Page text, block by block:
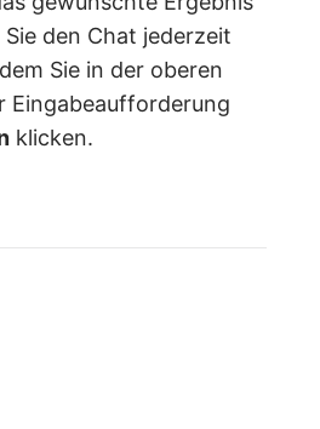
den Chat jederzeit
Sie in der oberen
Eingabeaufforderung
klicken.